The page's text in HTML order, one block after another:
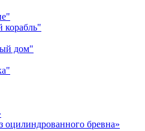
корабль"
дом"
оцилиндрованного бревна»